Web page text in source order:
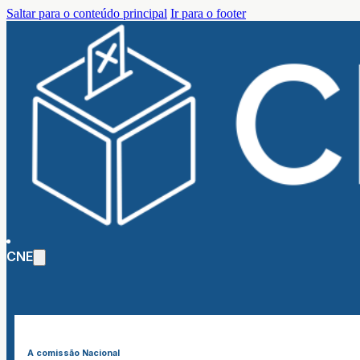
Saltar para o conteúdo principal Ir para o footer
CNE
A comissão Nacional